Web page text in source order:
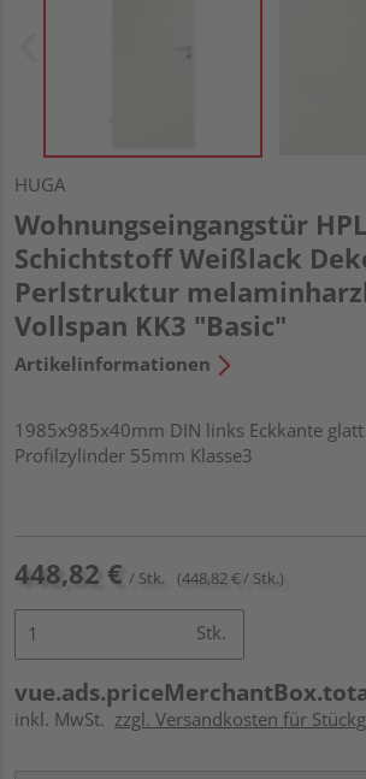
HUGA
Wohnungseingangstür HPL
Schichtstoff Weißlack
Perlstruktur
Vollspan KK3 "Basic"
Artikelinformationen
1985x985x40mm DIN links Eckkante
Profilzylinder 55mm Klasse3
448,82 € / Stk. (448,82 € / Stk.)
Stk.
inkl. MwSt. zzgl. Versandkosten für